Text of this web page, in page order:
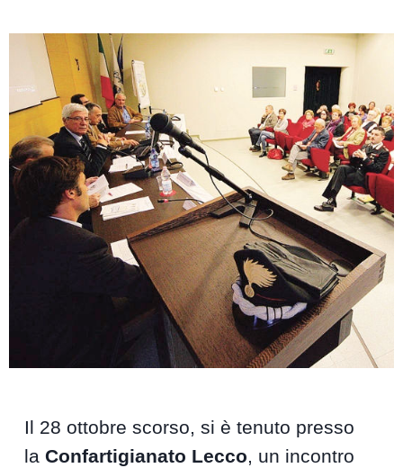
Il 28 ottobre scorso, si è tenuto presso
laConfartigianato Lecco, un incontro